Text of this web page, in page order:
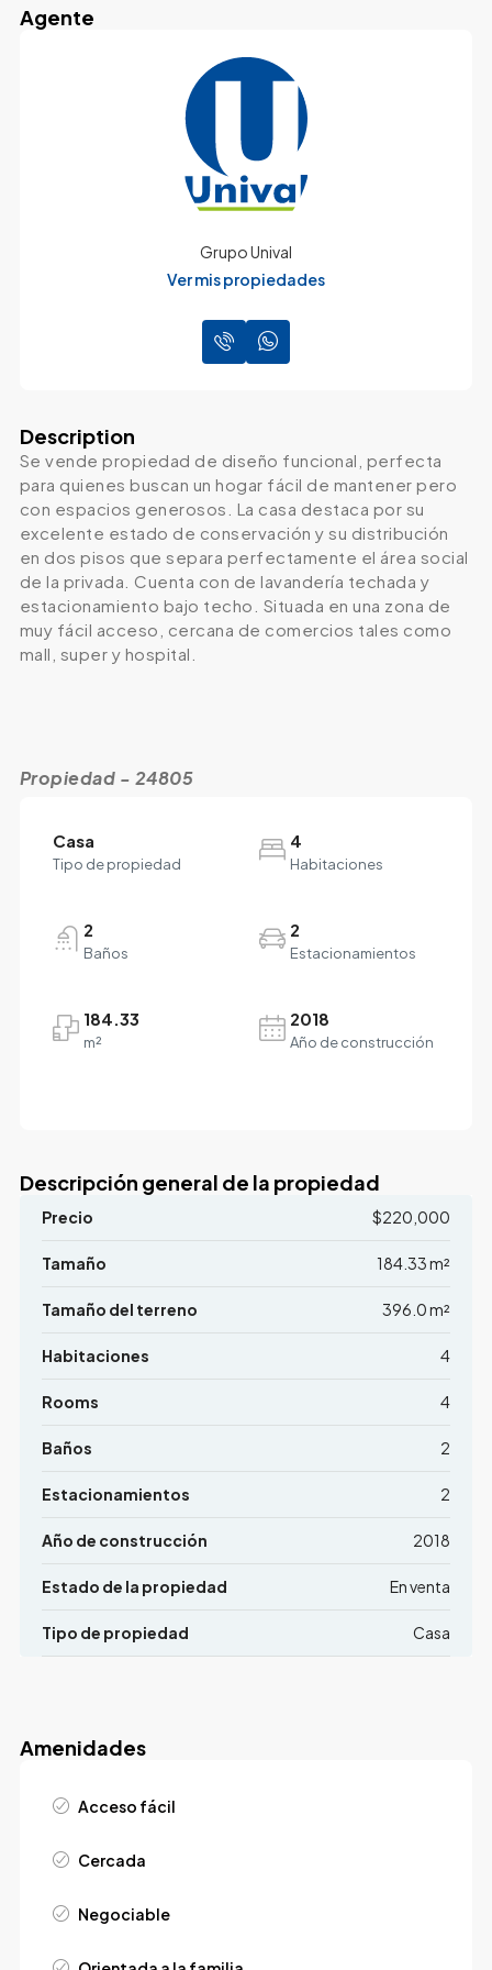
Agente
Grupo Unival
Ver mis propiedades
Description
Se vende propiedad de diseño funcional, perfecta
para quienes buscan un hogar fácil de mantener pero
con espacios generosos. La casa destaca por su
excelente estado de conservación y su distribución
en dos pisos que separa perfectamente el área social
de la privada. Cuenta con de lavandería techada y
estacionamiento bajo techo. Situada en una zona de
muy fácil acceso, cercana de comercios tales como
mall, super y hospital.
Propiedad - 24805
Casa
Tipo de propiedad
4
Habitaciones
2
Baños
2
Estacionamientos
184.33
m²
2018
Año de construcción
Descripción general de la propiedad
Precio $220,000
Tamaño 184.33 m²
Tamaño del terreno 396.0 m²
Habitaciones 4
Rooms 4
Baños 2
Estacionamientos 2
Año de construcción 2018
Estado de la propiedad En venta
Tipo de propiedad Casa
Amenidades
Acceso fácil
Cercada
Negociable